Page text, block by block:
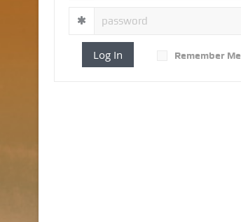
Log In Remember Me